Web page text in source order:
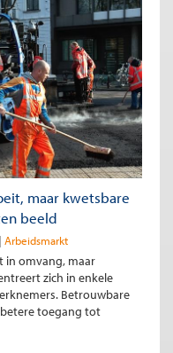
maar kwetsbare
beeld
Arbeidsmarkt
in omvang, maar
zich in enkele
Betrouwbare
toegang tot